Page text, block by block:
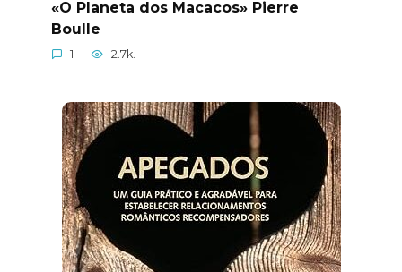
«O Planeta dos Macacos» Pierre
Boulle
1 2.7k.